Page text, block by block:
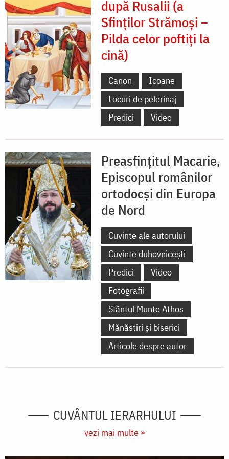
după Rusalii (a
Sfinților Strămoși –
Pilda celor poftiți la
cină)
Canon
Icoane
Locuri de pelerinaj
Predici
Video
Preasfințitul Macarie,
Episcopul românilor
ortodocși din Europa
de Nord
Cuvinte ale autorului
Cuvinte duhovnicești
Predici
Video
Fotografii
Sfântul Munte Athos
Mănăstiri și biserici
Articole despre autor
CUVÂNTUL IERARHULUI
vezi mai multe »